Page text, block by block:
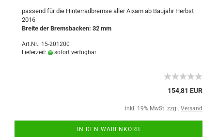
passend für die Hinterradbremse aller Aixam ab Baujahr Herbst
2016
Breite der Bremsbacken: 32 mm
Art.Nr.: 15-201200
Lieferzeit:
sofort verfügbar
154,81 EUR
inkl. 19% MwSt. zzgl. Versand
IN DEN WARENKORB